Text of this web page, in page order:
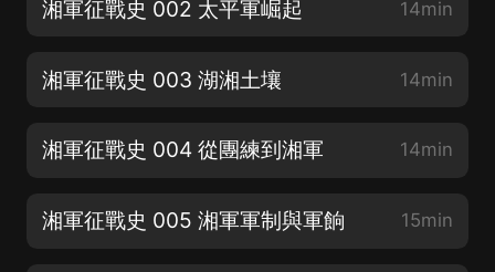
湘軍征戰史 002 太平軍崛起 14min
湘軍征戰史 003 湖湘土壤 14min
湘軍征戰史 004 從團練到湘軍 14min
湘軍征戰史 005 湘軍軍制與軍餉 15min